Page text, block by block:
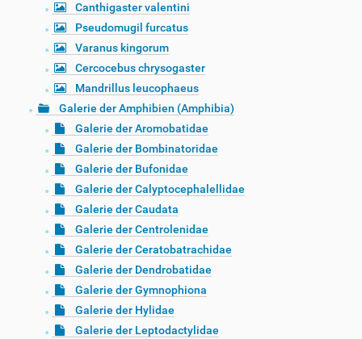
Canthigaster valentini
Pseudomugil furcatus
Varanus kingorum
Cercocebus chrysogaster
Mandrillus leucophaeus
Galerie der Amphibien (Amphibia)
Galerie der Aromobatidae
Galerie der Bombinatoridae
Galerie der Bufonidae
Galerie der Calyptocephalellidae
Galerie der Caudata
Galerie der Centrolenidae
Galerie der Ceratobatrachidae
Galerie der Dendrobatidae
Galerie der Gymnophiona
Galerie der Hylidae
Galerie der Leptodactylidae